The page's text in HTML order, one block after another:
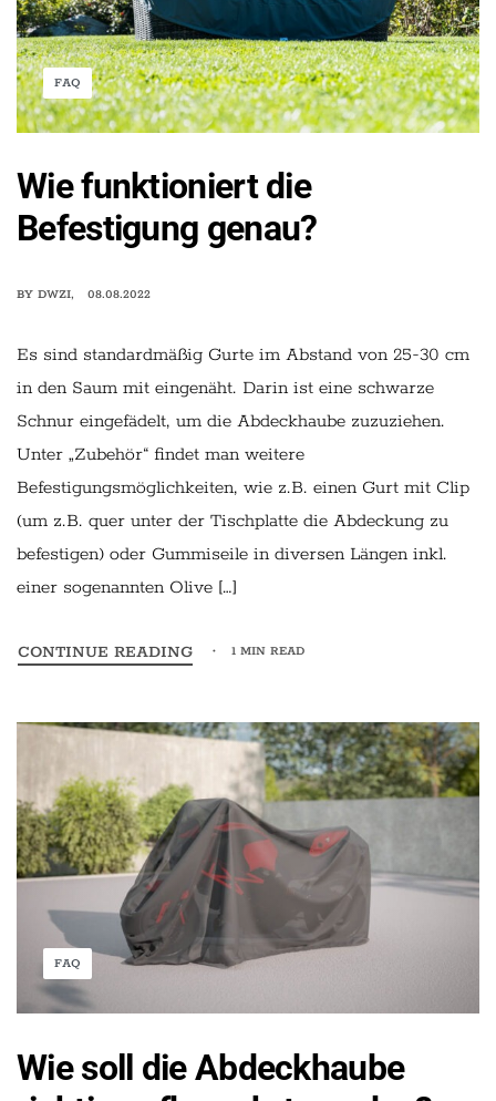
FAQ
Wie funktioniert die
Befestigung genau?
BY DWZI 08.08.2022
Es sind standardmäßig Gurte im Abstand von 25-30 cm
in den Saum mit eingenäht. Darin ist eine schwarze
Schnur eingefädelt, um die Abdeckhaube zuzuziehen.
Unter „Zubehör“ findet man weitere
Befestigungsmöglichkeiten, wie z.B. einen Gurt mit Clip
(um z.B. quer unter der Tischplatte die Abdeckung zu
befestigen) oder Gummiseile in diversen Längen inkl.
einer sogenannten Olive […]
CONTINUE READING 1 MIN READ
FAQ
Wie soll die Abdeckhaube